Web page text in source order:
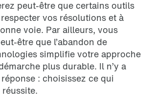
peut-être que certains outils
vos résolutions et à
voie. Par ailleurs, vous
être que l’abandon de
simplifie votre approche
plus durable. Il n’y a
: choisissez ce qui